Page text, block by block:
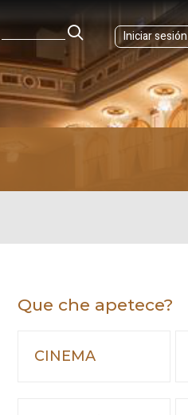
Iniciar sesión
Que che apetece?
CINEMA